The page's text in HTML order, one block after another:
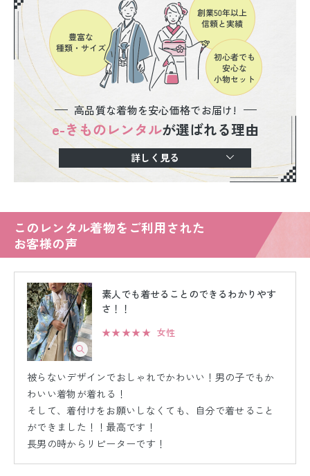
高品質な着物を安心価格でお届け!
e-きものレンタルが選ばれる理由
詳しく見る
このレンタル着物をご利用された
お客様の声
素人でも着せることのできるわかりやす
さ！！
★★★★★ 女性
被らないデザインでおしゃれでかわいい！男の子でもか
わいい着物が着れる！
そして、着付けをお願いしなくても、自分で着せること
ができました！！最高です！
長男の時からリピーターです！